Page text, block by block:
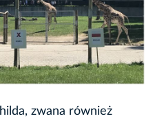
zwana również